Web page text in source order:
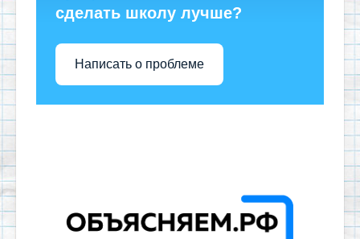
сделать школу лучше?
Написать о проблеме